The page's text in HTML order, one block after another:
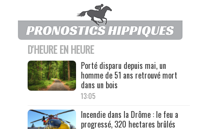
D'HEURE EN HEURE
Porté disparu depuis mai, un
homme de 51 ans retrouvé mort
dans un bois
13:05
Incendie dans la Drôme : le feu a
progressé, 320 hectares brûlés